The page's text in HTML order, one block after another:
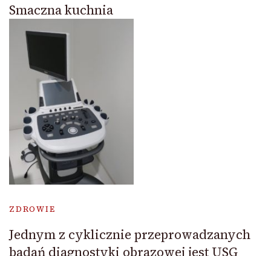
Smaczna kuchnia
ZDROWIE
Jednym z cyklicznie przeprowadzanych
badań diagnostyki obrazowej jest USG